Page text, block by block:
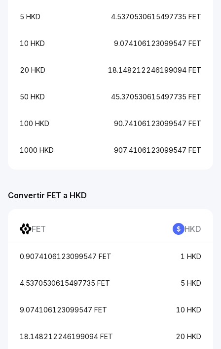
Convertir FET a HKD
FET HKD
0.9074106123099547 FET 1 HKD
4.5370530615497735 FET 5 HKD
9.074106123099547 FET 10 HKD
18.148212246199094 FET 20 HKD
5 HKD 4.5370530615497735 FET
10 HKD 9.074106123099547 FET
20 HKD 18.148212246199094 FET
50 HKD 45.370530615497735 FET
100 HKD 90.74106123099547 FET
1000 HKD 907.4106123099547 FET